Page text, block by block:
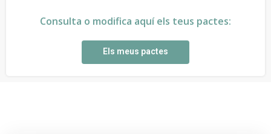
Consulta o modifica aquí els teus pactes:
Els meus pactes